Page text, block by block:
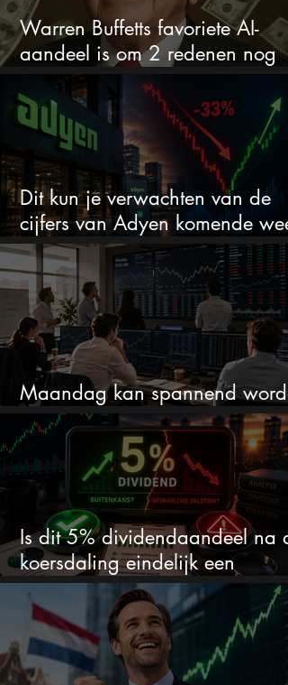
Warren Buffetts favoriete AI-
aandeel is om 2 redenen nog
steeds koopwaardig
Dit kun je verwachten van de
cijfers van Adyen komende
na 33% daling
Maandag kan spannend
dit zijn 3 dingen om op te letten
Is dit 5% dividendaandeel na
koersdaling eindelijk een
koopkans?